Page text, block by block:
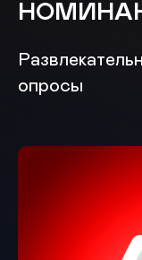
опросы